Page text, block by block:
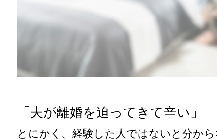
「夫が離婚を迫ってきて辛い」
とにかく、経験した人ではないと分か